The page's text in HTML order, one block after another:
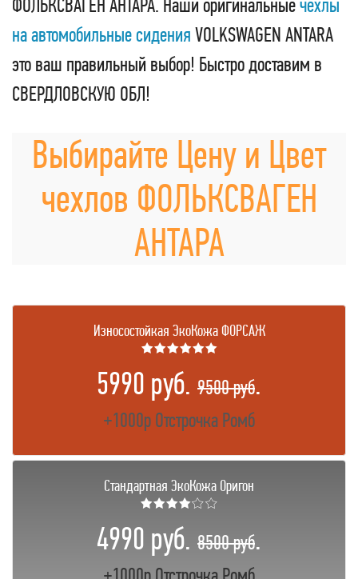
ФОЛЬКСВАГЕН АНТАРА. Наши оригинальныечехлы
на автомобильные сидения VOLKSWAGEN ANTARA
это ваш правильный выбор! Быстро доставим в
СВЕРДЛОВСКУЮ ОБЛ!
Выбирайте Цену и Цвет
чехлов ФОЛЬКСВАГЕН
АНТАРА
Износостойкая ЭкоКожа ФОРСАЖ
★★★★★★
5990 руб. 9500 руб.
+1000р Отстрочка Ромб
Стандартная ЭкоКожа Оригон
★★★★☆☆
4990 руб. 8500 руб.